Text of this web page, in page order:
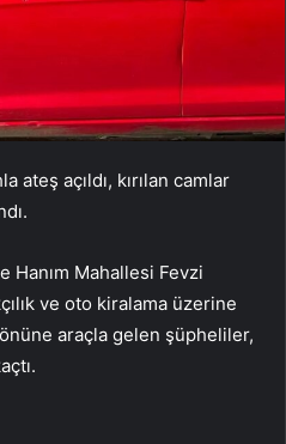
ateş açıldı, kırılan camlar
Hanım Mahallesi Fevzi
ve oto kiralama üzerine
araçla gelen şüpheliler,